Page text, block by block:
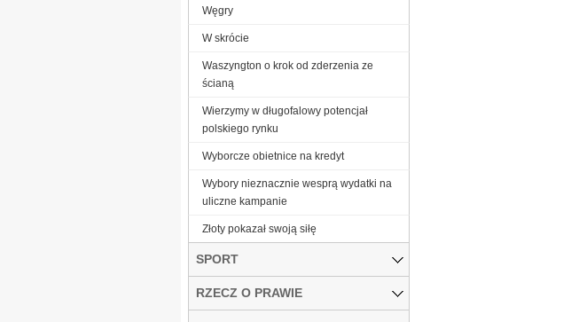
Węgry
W skrócie
Waszyngton o krok od zderzenia ze
ścianą
Wierzymy w długofalowy potencjał
polskiego rynku
Wyborcze obietnice na kredyt
Wybory nieznacznie wesprą wydatki na
uliczne kampanie
Złoty pokazał swoją siłę
SPORT
RZECZ O PRAWIE